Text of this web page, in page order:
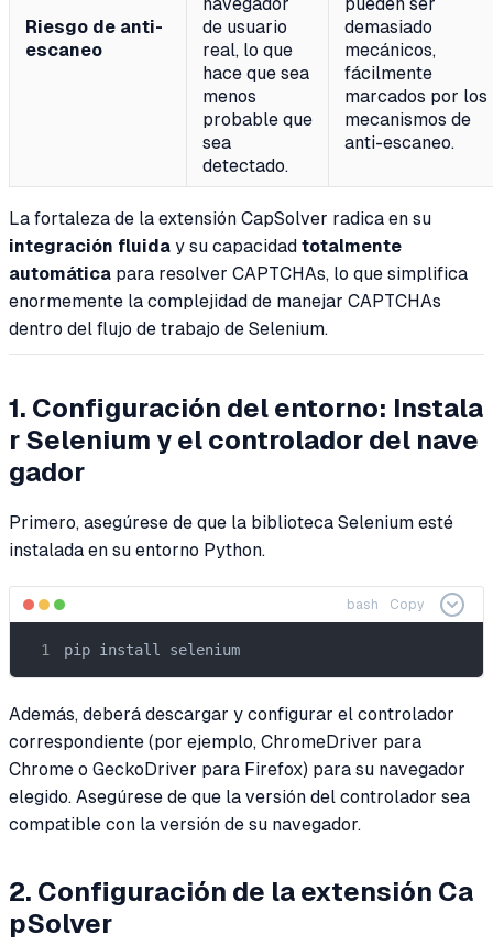
Riesgo de anti-
escaneo
de usuario
real, lo que
hace que sea
menos
probable que
sea
detectado.
demasiado
mecánicos,
fácilmente
marcados por los
mecanismos de
anti-escaneo.
La fortaleza de la extensión CapSolver radica en su
integración fluida y su capacidad totalmente
automática para resolver CAPTCHAs, lo que simplifica
enormemente la complejidad de manejar CAPTCHAs
dentro del flujo de trabajo de Selenium.
1. Configuración del entorno: Instala
r Selenium y el controlador del nave
gador
Primero, asegúrese de que la biblioteca Selenium esté
instalada en su entorno Python.
bash Copy
pip install selenium
Además, deberá descargar y configurar el controlador
correspondiente (por ejemplo, ChromeDriver para
Chrome o GeckoDriver para Firefox) para su navegador
elegido. Asegúrese de que la versión del controlador sea
compatible con la versión de su navegador.
2. Configuración de la extensión Ca
pSolver